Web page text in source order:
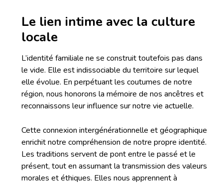
Le lien intime avec la culture
locale
L’identité familiale ne se construit toutefois pas dans
le vide. Elle est indissociable du territoire sur lequel
elle évolue. En perpétuant les coutumes de notre
région, nous honorons la mémoire de nos ancêtres et
reconnaissons leur influence sur notre vie actuelle.
Cette connexion intergénérationnelle et géographique
enrichit notre compréhension de notre propre identité.
Les traditions servent de pont entre le passé et le
présent, tout en assumant la transmission des valeurs
morales et éthiques. Elles nous apprennent à